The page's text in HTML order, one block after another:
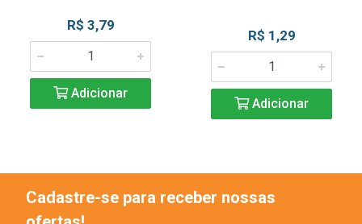
R$ 3,79
Adicionar
R$ 1,29
Adicionar
Cadastre-se para receber nossas